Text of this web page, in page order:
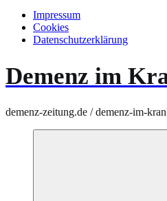
Impressum
Cookies
Datenschutzerklärung
Demenz im
demenz-zeitung.de / demenz-im-